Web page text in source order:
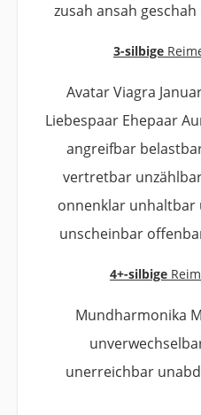
zusah ansah
3-silbige
Avatar Viagra
Liebespaar Ehepaar
angreifbar
vertretbar
onnenklar
unscheinbar
4+-silbige
Mundharmonika
unerreichbar